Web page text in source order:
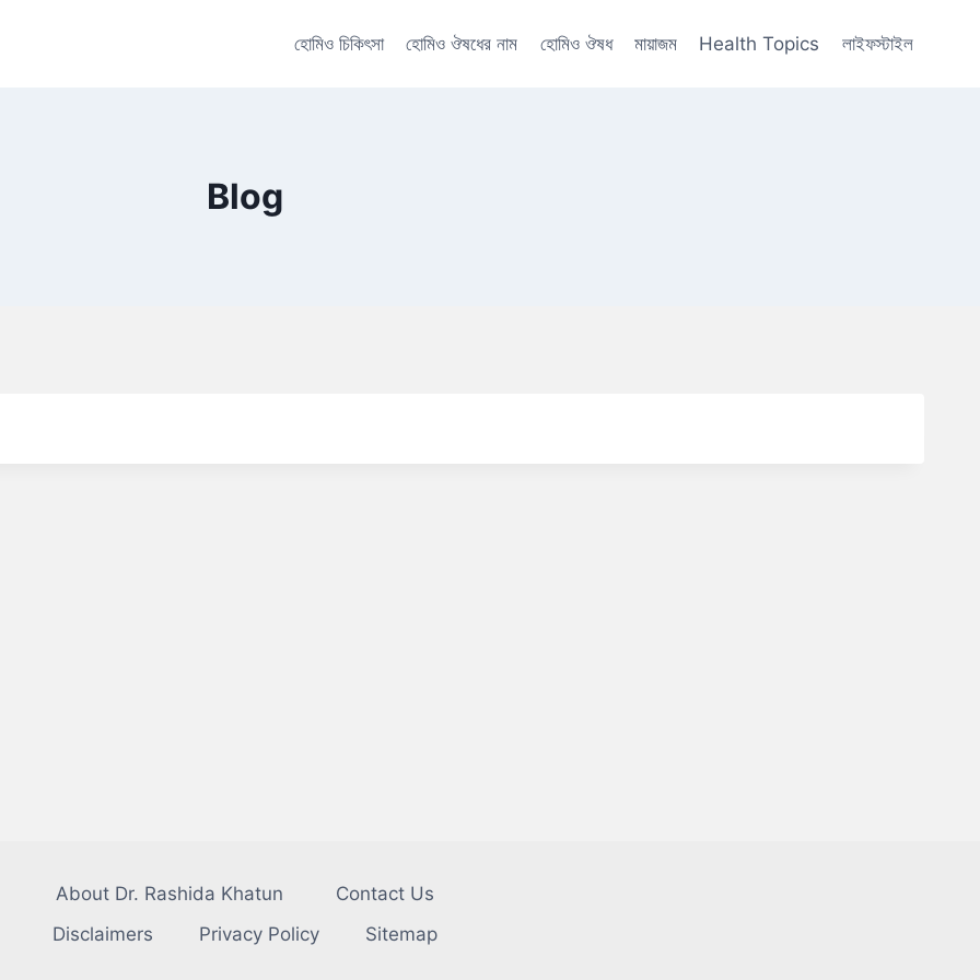
হোমিও চিকিৎসা হোমিও ঔষধের নাম হোমিও ঔষধ মায়াজম Health Topics লাইফস্টাইল
Blog
About Dr. Rashida Khatun
Contact Us
Disclaimers
Privacy Policy Sitemap